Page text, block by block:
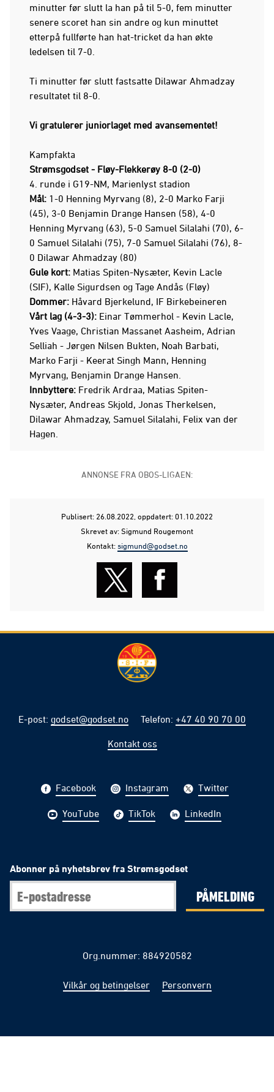
minutter før slutt la han på til 5-0, fem minutter
senere scoret han sin andre og kun minuttet
etterpå fullførte han hat-tricket da han økte
ledelsen til 7-0.
Ti minutter før slutt fastsatte Dilawar Ahmadzay
resultatet til 8-0.
Vi gratulerer juniorlaget med avansementet!
Kampfakta
Strømsgodset - Fløy-Flekkerøy 8-0 (2-0)
4. runde i G19-NM, Marienlyst stadion
Mål: 1-0 Henning Myrvang (8), 2-0 Marko Farji
(45), 3-0 Benjamin Drange Hansen (58), 4-0
Henning Myrvang (63), 5-0 Samuel Silalahi (70), 6-
0 Samuel Silalahi (75), 7-0 Samuel Silalahi (76), 8-
0 Dilawar Ahmadzay (80)
Gule kort: Matias Spiten-Nysæter, Kevin Lacle
(SIF), Kalle Sigurdsen og Tage Andås (Fløy)
Dommer: Håvard Bjerkelund, IF Birkebeineren
Vårt lag (4-3-3): Einar Tømmerhol - Kevin Lacle,
Yves Vaage, Christian Massanet Aasheim, Adrian
Selliah - Jørgen Nilsen Bukten, Noah Barbati,
Marko Farji - Keerat Singh Mann, Henning
Myrvang, Benjamin Drange Hansen.
Innbyttere: Fredrik Ardraa, Matias Spiten-
Nysæter, Andreas Skjold, Jonas Therkelsen,
Dilawar Ahmadzay, Samuel Silalahi, Felix van der
Hagen.
ANNONSE FRA OBOS-LIGAEN:
Publisert: 26.08.2022 , oppdatert: 01.10.2022
Skrevet av: Sigmund Rougemont
Kontakt:sigmund@godset.no
E-post: godset@godset.no Telefon: +47 40 90 70 00
Kontakt oss
Facebook Instagram Twitter
YouTube TikTok LinkedIn
Abonner på nyhetsbrev fra Strømsgodset
PÅMELDING
Org.nummer: 884920582
Vilkår og betingelser Personvern